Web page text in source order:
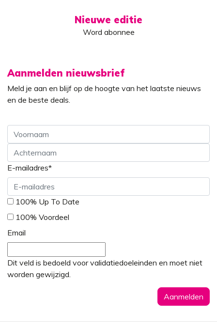
Nieuwe editie
Word abonnee
Aanmelden nieuwsbrief
Meld je aan en blijf op de hoogte van het laatste nieuws
en de beste deals.
Voornaam
Achternaam
E-mailadres*
* 100% Up To Date
100% Voordeel
Email
Dit veld is bedoeld voor validatiedoeleinden en moet niet
worden gewijzigd.